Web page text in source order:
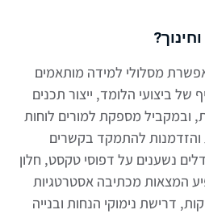
מסלולי למידה מותאמים
של ביצועי הלומד, ייצור תכנים
ובמקביל מספקת למורים לוחות
והזדמנות להתמקד בקשרים
נשענים על דפוסי טקסט, חלון
המצאות מכתיבה אסטרטגיות
דרישת נימוקי הנחות ובנייה